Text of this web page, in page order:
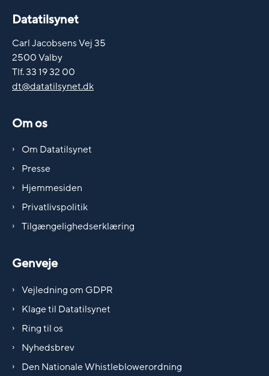
Datatilsynet
Carl Jacobsens Vej 35
2500 Valby
Tlf. 33 19 32 00
dt@datatilsynet.dk
Om os
Om Datatilsynet
Presse
Hjemmesiden
Privatlivspolitik
Tilgængelighedserklæring
Genveje
Vejledning om GDPR
Klage til Datatilsynet
Ring til os
Nyhedsbrev
Den Nationale Whistleblowerordning